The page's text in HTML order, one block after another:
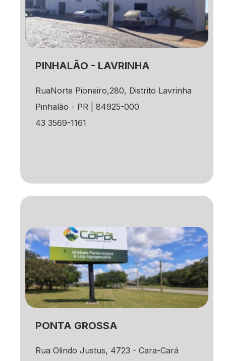
PINHALÃO - LAVRINHA
RuaNorte Pioneiro,280, Distrito Lavrinha
Pinhalão - PR | 84925-000
43 3569-1161
PONTA GROSSA
Rua Olindo Justus, 4723 - Cara-Cará